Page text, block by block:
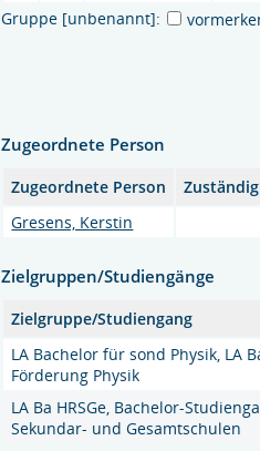
Gruppe [unbenannt]:
Zugeordnete Person
Zugeordnete Person
Gresens, Kerstin
Zielgruppen/Studiengänge
Zielgruppe/Studiengang
LA Bachelor für sond Physik, LA
Förderung Physik
LA Ba HRSGe, Bachelor-
Sekundar- und Gesamtschulen